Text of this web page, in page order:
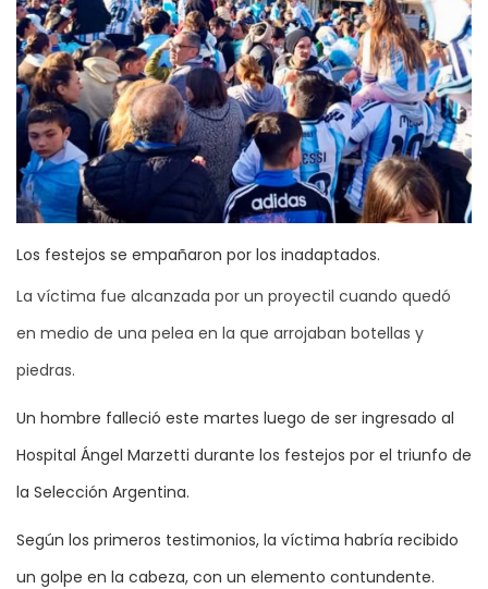
Los festejos se empañaron por los inadaptados.
La víctima fue alcanzada por un proyectil cuando quedó
en medio de una pelea en la que arrojaban botellas y
piedras.
Un hombre falleció este martes luego de ser ingresado al
Hospital Ángel Marzetti durante los festejos por el triunfo de
la Selección Argentina.
Según los primeros testimonios, la víctima habría recibido
un golpe en la cabeza, con un elemento contundente.